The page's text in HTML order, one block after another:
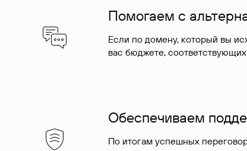
Помогаем с
Если по домену, который вы
вас бюджете,
Обеспечиваем
По итогам успешных